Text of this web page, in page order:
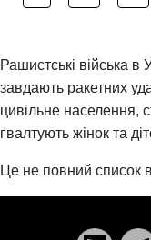
Рашистські війська в
завдають ракетних
цивільне населення,
ґвалтують жінок та
Це не повний список